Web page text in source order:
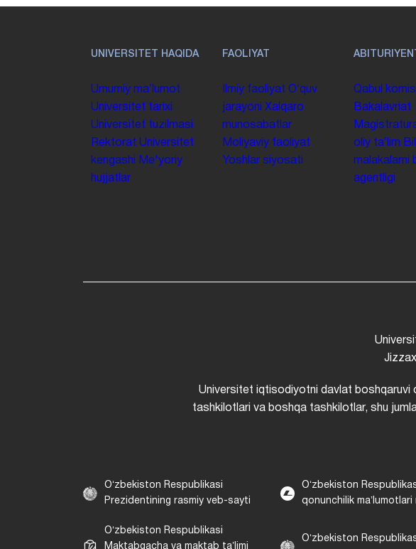
UNIVERSITET HAQIDA
Umumiy maʼlumot
Universitet tarixi
Universitet tuzilmasi
Rektorat Universitet
kengashi
Me'yoriy
hujjatlar
FAOLIYAT
Ilmiy faoliyat Oʻquv
jarayoni Xalqaro
munosabatlar
Moliyaviy faoliyat
Yoshlar siyosati
Qabul
Bakalavriat
oliy taʼlim
malakalarni
agentligi
Universitet iqtisodiyotni davlat boshqaruvi
tashkilotlari va boshqa tashkilotlar, shu
Oʻzbekiston Respublikasi
Prezidentining rasmiy veb-sayti
Oʻzbekiston
qonunchilik maʼlumotlari
Oʻzbekiston Respublikasi
Maktabgacha va maktab taʼlimi
Oʻzbekiston